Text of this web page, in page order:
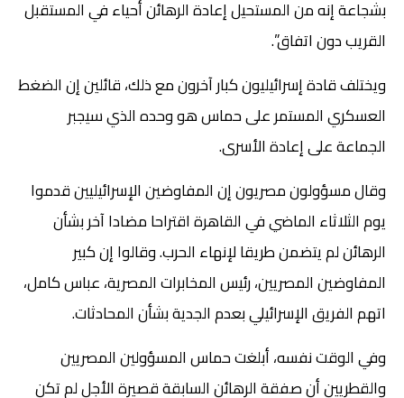
بشجاعة إنه من المستحيل إعادة الرهائن أحياء في المستقبل
القريب دون اتفاق”.
ويختلف قادة إسرائيليون كبار آخرون مع ذلك، قائلين إن الضغط
العسكري المستمر على حماس هو وحده الذي سيجبر
الجماعة على إعادة الأسرى.
وقال مسؤولون مصريون إن المفاوضين الإسرائيليين قدموا
يوم الثلاثاء الماضي في القاهرة اقتراحا مضادا آخر بشأن
الرهائن لم يتضمن طريقا لإنهاء الحرب. وقالوا إن كبير
المفاوضين المصريين، رئيس المخابرات المصرية، عباس كامل،
اتهم الفريق الإسرائيلي بعدم الجدية بشأن المحادثات.
وفي الوقت نفسه، أبلغت حماس المسؤولين المصريين
والقطريين أن صفقة الرهائن السابقة قصيرة الأجل لم تكن